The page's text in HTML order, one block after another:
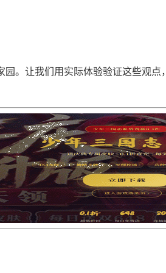
。让我们用实际体验验证这些观点